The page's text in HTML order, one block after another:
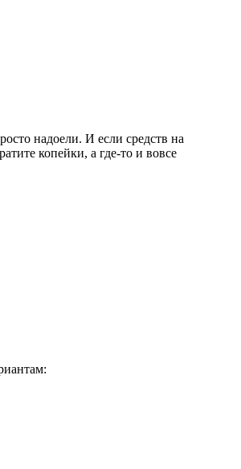
надоели. И если средств на
копейки, а где-то и вовсе